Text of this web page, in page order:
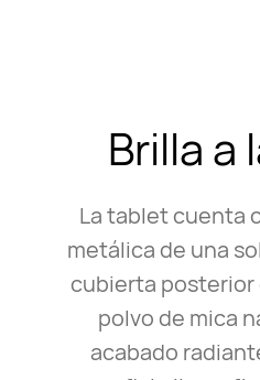
Brilla a
La tablet cuenta
metálica de una
cubierta
polvo de mica
acabado